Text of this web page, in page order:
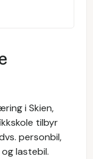
i Skien,
tilbyr
personbil,
lastebil.